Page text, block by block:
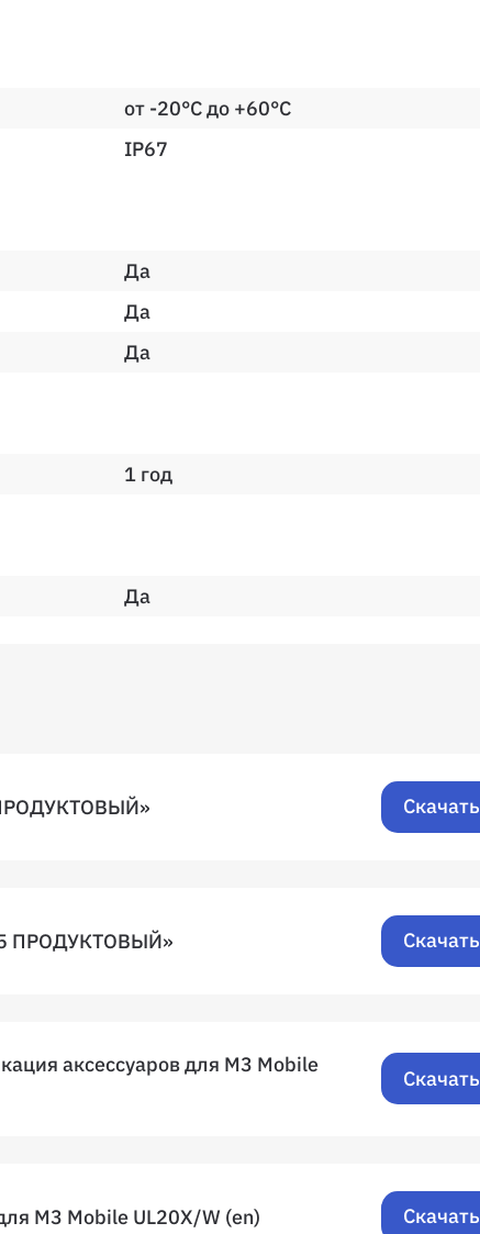
от -20°C до +60°C
IP67
Да
Да
Да
1 год
Да
Скачать
ПРОДУКТОВЫЙ» Скачать
аксессуаров для M3 Mobile
Скачать
M3 Mobile UL20X/W (en) Скачать